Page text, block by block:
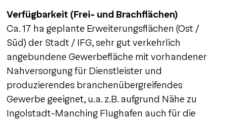
Verfügbarkeit (Frei- und Brachflächen)
Ca. 17 ha geplante Erweiterungsflächen (Ost /
Süd) der Stadt / IFG, sehr gut verkehrlich
angebundene Gewerbefläche mit vorhandener
Nahversorgung für Dienstleister und
produzierendes branchenübergreifendes
Gewerbe geeignet, u.a. z.B. aufgrund Nähe zu
Ingolstadt-Manching Flughafen auch für die